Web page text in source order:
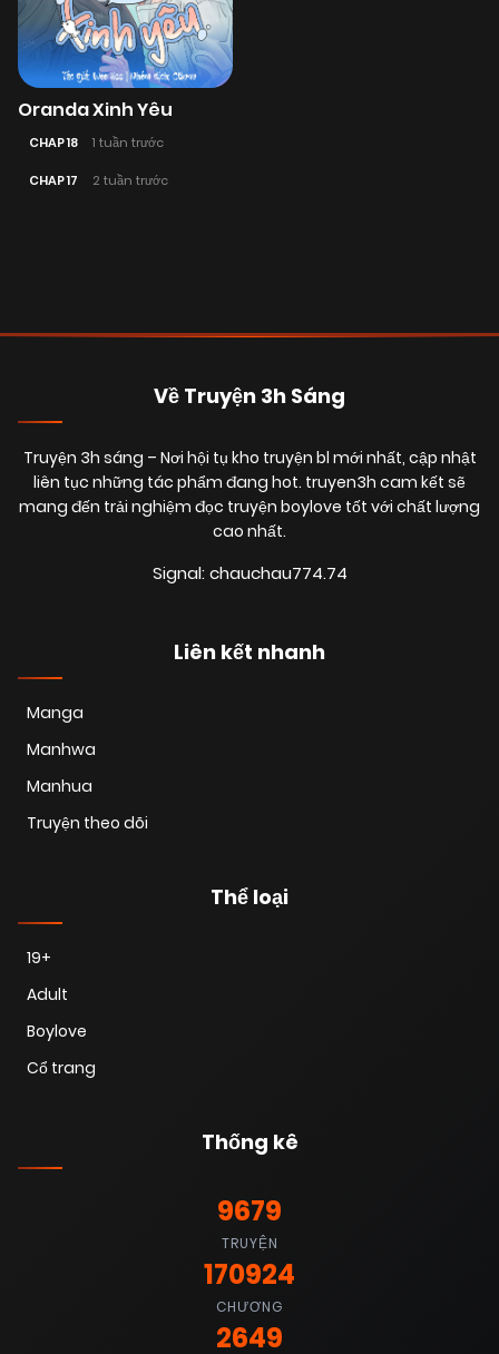
Oranda Xinh Yêu
CHAP 18 1 tuần trước
CHAP 17 2 tuần trước
Về Truyện 3h Sáng
Truyện 3h sáng – Nơi hội tụ kho truyện bl mới nhất, cập nhật
liên tục những tác phẩm đang hot. truyen3h cam kết sẽ
mang đến trải nghiệm đọc truyện boylove tốt với chất lượng
cao nhất.
Signal: chauchau774.74
Liên kết nhanh
Manga
Manhwa
Manhua
Truyện theo dõi
Thể loại
19+
Adult
Boylove
Cổ trang
Thống kê
9679
TRUYỆN
170924
CHƯƠNG
2649